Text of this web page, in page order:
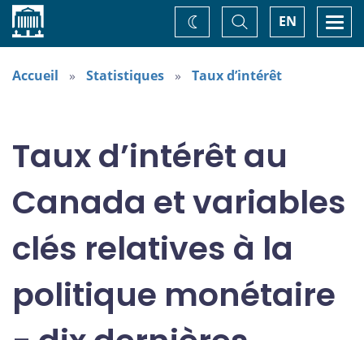
Accueil EN
Basculer
la
recherche
Changez
de
thème
Accueil Statistiques Taux d’intérêt
Taux d’intérêt au
Canada et variables
clés relatives à la
politique monétaire